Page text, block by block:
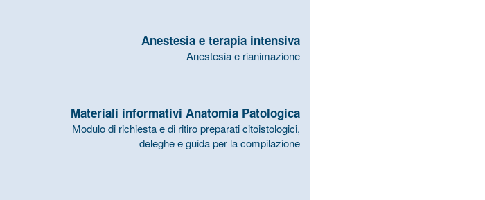
Anestesia e terapia intensiva
Anestesia e rianimazione
Materiali informativi Anatomia Patologica
Modulo di richiesta e di ritiro preparati citoistologici,
deleghe e guida per la compilazione